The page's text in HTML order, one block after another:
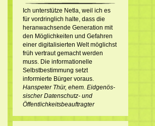
Ich unterstütze Netla, weil ich es
für vordringlich halte, dass die
heranwachsende Generation mit
den Möglichkeiten und Gefahren
einer digitalisierten Welt möglichst
früh vertraut gemacht werden
muss. Die informationelle
Selbstbestimmung setzt
informierte Bürger voraus.
Hanspeter Thür, ehem. Eid­ge­nös­
sisch­er Datenschutz- und
Öffentlichkeitsbeauftragter